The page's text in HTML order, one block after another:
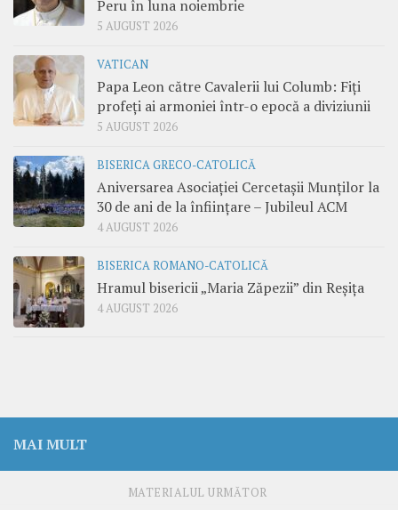
Peru în luna noiembrie
5 AUGUST 2026
VATICAN
Papa Leon către Cavalerii lui Columb: Fiți
profeți ai armoniei într-o epocă a diviziunii
5 AUGUST 2026
BISERICA GRECO-CATOLICĂ
Aniversarea Asociației Cercetașii Munților la
30 de ani de la înființare – Jubileul ACM
4 AUGUST 2026
BISERICA ROMANO-CATOLICĂ
Hramul bisericii „Maria Zăpezii” din Reșița
4 AUGUST 2026
MAI MULT
MATERIALUL URMĂTOR